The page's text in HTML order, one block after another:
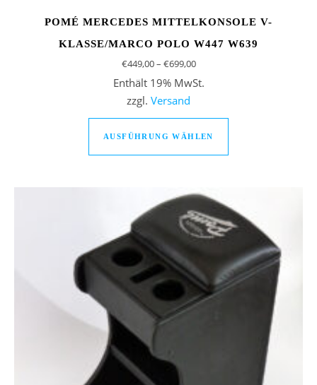
POMÉ MERCEDES MITTELKONSOLE V-
KLASSE/MARCO POLO W447 W639
€449,00– €699,00Preisspanne: €449,00 bis
Enthält 19% MwSt.
zzgl. Versand
AUSFÜHRUNG WÄHLEN
Dieses Produkt